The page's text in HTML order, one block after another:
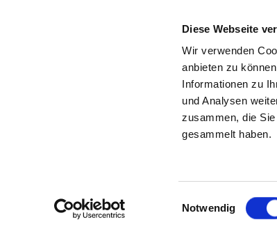
Diese Webseite
Wir verwenden
anbieten zu
Informationen zu
und Analysen
zusammen, die
gesammelt haben.
Notwendig
Startseite der Fachabteilung